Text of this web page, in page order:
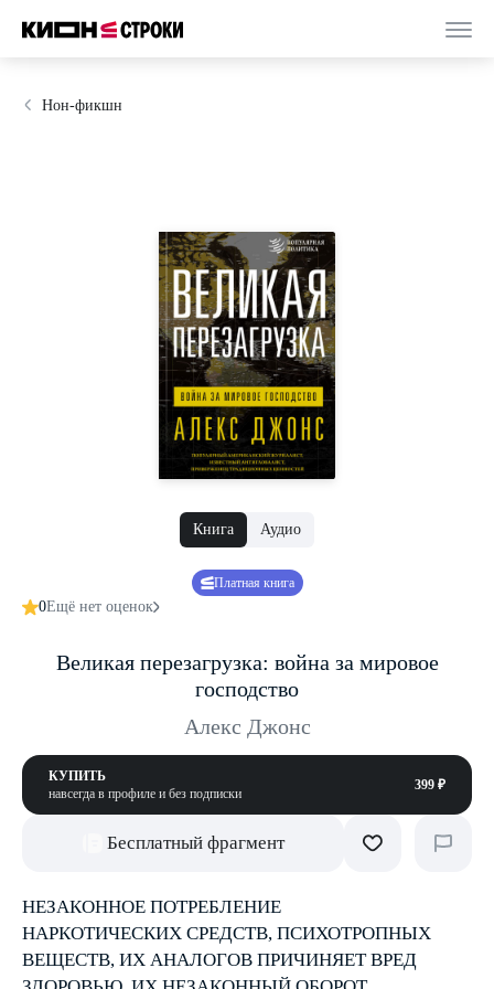
Нон-фикшн
Книга Аудио
Платная книга
0Ещё нет оценок
Великая перезагрузка: война за мировое
господство
Алекс Джонс
КУПИТЬ
навсегда в профиле и без подписки
399 ₽
Бесплатный фрагмент
НЕЗАКОННОЕ ПОТРЕБЛЕНИЕ
НАРКОТИЧЕСКИХ СРЕДСТВ, ПСИХОТРОПНЫХ
ВЕЩЕСТВ, ИХ АНАЛОГОВ ПРИЧИНЯЕТ ВРЕД